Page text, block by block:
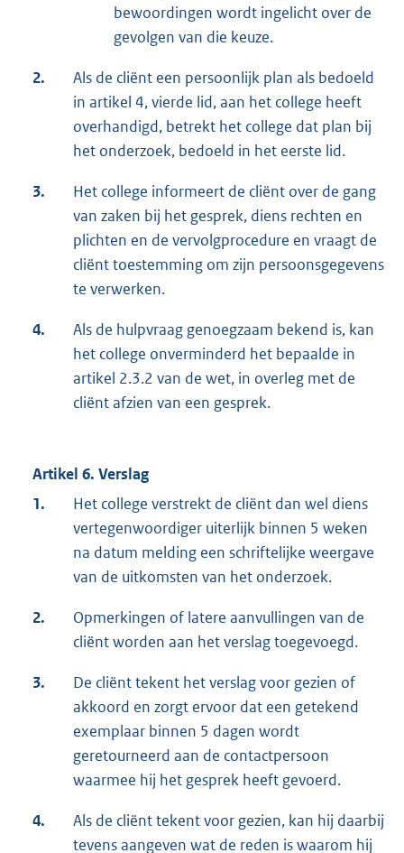
bewoordingen wordt ingelicht over de
gevolgen van die keuze.
2.
Als de cliënt een persoonlijk plan als bedoeld
in artikel 4, vierde lid, aan het college heeft
overhandigd, betrekt het college dat plan bij
het onderzoek, bedoeld in het eerste lid.
3.
Het college informeert de cliënt over de gang
van zaken bij het gesprek, diens rechten en
plichten en de vervolgprocedure en vraagt de
cliënt toestemming om zijn persoonsgegevens
te verwerken.
4.
Als de hulpvraag genoegzaam bekend is, kan
het college onverminderd het bepaalde in
artikel 2.3.2 van de wet, in overleg met de
cliënt afzien van een gesprek.
Artikel 6. Verslag
1.
Het college verstrekt de cliënt dan wel diens
vertegenwoordiger uiterlijk binnen 5 weken
na datum melding een schriftelijke weergave
van de uitkomsten van het onderzoek.
2.
Opmerkingen of latere aanvullingen van de
cliënt worden aan het verslag toegevoegd.
3.
De cliënt tekent het verslag voor gezien of
akkoord en zorgt ervoor dat een getekend
exemplaar binnen 5 dagen wordt
geretourneerd aan de contactpersoon
waarmee hij het gesprek heeft gevoerd.
4.
Als de cliënt tekent voor gezien, kan hij daarbij
tevens aangeven wat de reden is waarom hij